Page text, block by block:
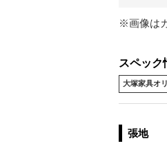
※画像は
スペック
大塚家具オ
張地